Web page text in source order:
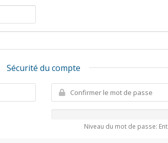
Sécurité du compte
Niveau du mot de passe: